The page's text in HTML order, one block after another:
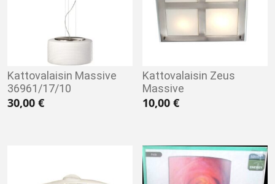
Kattovalaisin Massive
36961/17/10
30,00 €
Kattovalaisin Zeus
Massive
10,00€